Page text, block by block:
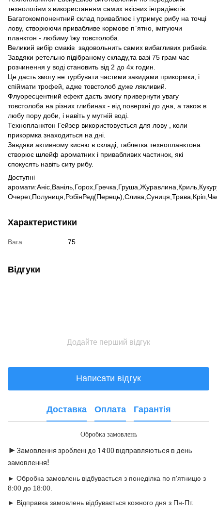
технологіям з використанням самих якісних інградіеєтів.
Багатокомпонентний склад приваблює і утримує рибу на точці
лову, створюючи привабливе кормове п`ятно, імітуючи
планктон - любиму їжу товстолоба.
Великий вибір смаків задовольнить самих вибагливих рибаків.
Завдяки ретельно підібраному складу,та вазі 75 грам час
розчинення у воді становить від 2 до 4х годин.
Це дасть змогу не турбувати частими закидами прикормки, і
спіймати трофей, адже товстолоб дуже лякливий.
Флуоресцентний ефект дасть змогу привернути увагу
товстолоба на різних глибинах - від поверхні до дна, а також в
любу пору доби, і навіть у мутній воді.
Технопланктон Гейзер використовується для лову , коли
прикормка знаходиться на дні.
Завдяки активному кисню в складі, таблетка технопланктона
створює шлейф ароматних і привабливих частинок, які
спокусять навіть ситу рибу.
Доступні
Характеристики
Вага 75
Відгуки
Додайте перший відгук
Написати відгук
Доставка Оплата Гарантія
Обробка замовлень
► Замовлення зроблені до 14:00 відправляються в день
замовлення!
► Обробка замовлень відбувається з понеділка по п'ятницю з
8:00 до 18:00.
► Відправка замовлень відбувається кожного дня з Пн-Пт.